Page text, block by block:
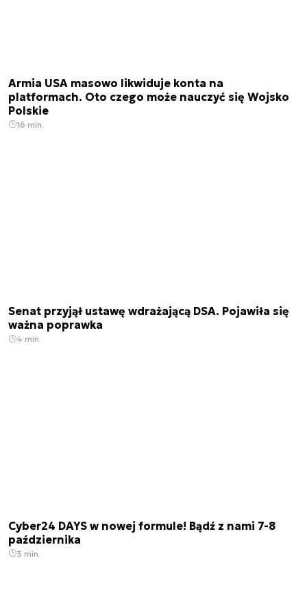
Armia USA masowo likwiduje konta na
platformach. Oto czego może nauczyć się Wojsko
Polskie
16 min.
Senat przyjął ustawę wdrażającą DSA. Pojawiła się
ważna poprawka
4 min.
Cyber24 DAYS w nowej formule! Bądź z nami 7-8
października
3 min.